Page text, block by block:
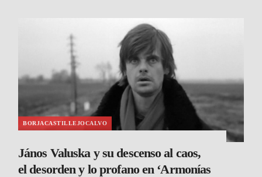
BORJACASTILLEJOCALVO
János Valuska y su descenso al caos,
el desorden y lo profano en ‘Armonías